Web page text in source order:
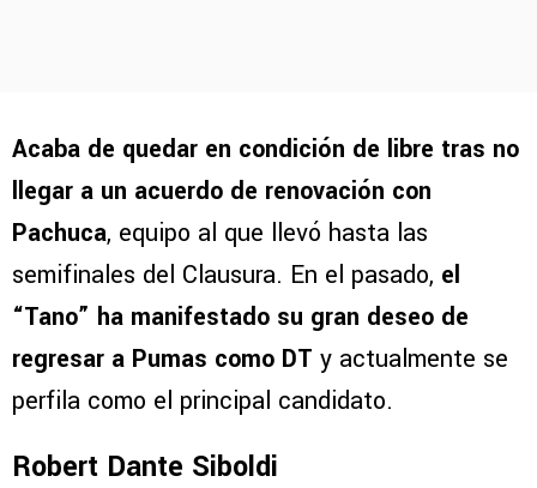
Acaba de quedar en condición de libre tras no
llegar a un acuerdo de renovación con
Pachuca, equipo al que llevó hasta las
semifinales del Clausura. En el pasado, el
“Tano” ha manifestado su gran deseo de
regresar a Pumas como DT y actualmente se
perfila como el principal candidato.
Robert Dante Siboldi